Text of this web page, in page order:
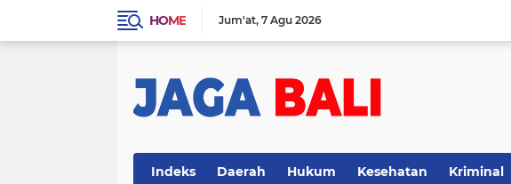
HOME Jum'at 7 Agu 2026
Indeks Daerah Hukum Kesehatan Kriminal